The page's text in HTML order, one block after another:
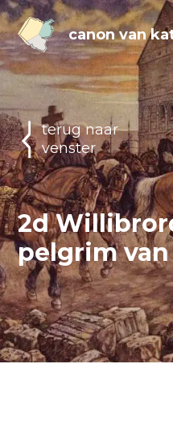
canon van
2d
pelgrim
terug naar
venster